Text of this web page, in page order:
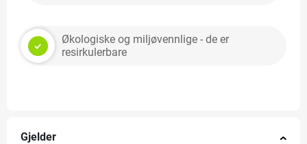
Økologiske og miljøvennlige - de er
resirkulerbare
Gjelder